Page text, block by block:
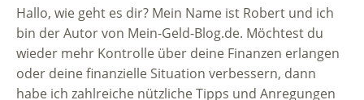
Hallo, wie geht es dir? Mein Name ist Robert und ich
bin der Autor von Mein-Geld-Blog.de. Möchtest du
wieder mehr Kontrolle über deine Finanzen erlangen
oder deine finanzielle Situation verbessern, dann
habe ich zahlreiche nützliche Tipps und Anregungen